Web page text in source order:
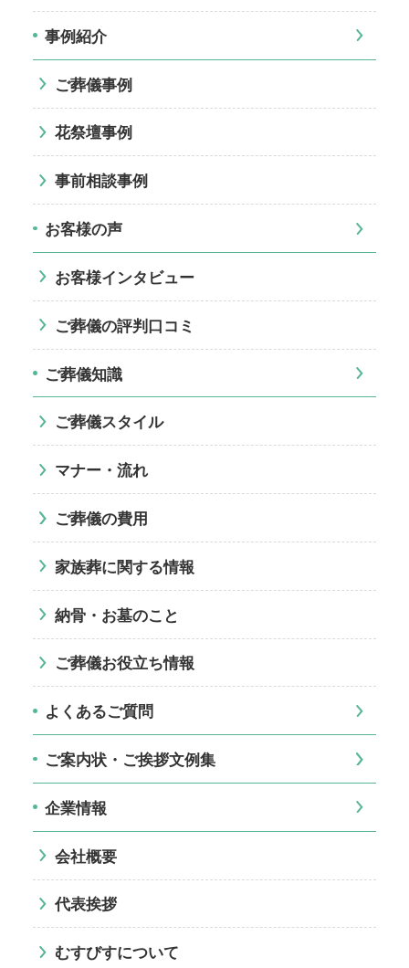
事例紹介
ご葬儀事例
花祭壇事例
事前相談事例
お客様の声
お客様インタビュー
ご葬儀の評判口コミ
ご葬儀知識
ご葬儀スタイル
マナー・流れ
ご葬儀の費用
家族葬に関する情報
納骨・お墓のこと
ご葬儀お役立ち情報
よくあるご質問
ご案内状・ご挨拶文例集
企業情報
会社概要
代表挨拶
むすびすについて